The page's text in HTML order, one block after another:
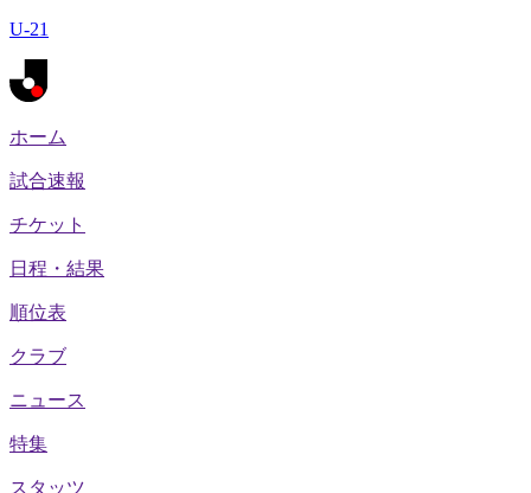
U-21
ホーム
試合速報
チケット
日程・結果
順位表
クラブ
ニュース
特集
スタッツ